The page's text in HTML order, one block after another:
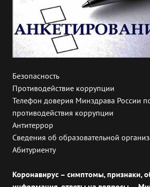
Безопасность
Противодействие коррупции
Телефон доверия Минздрава России
противодействия коррупции
Антитеррор
Сведения об образовательной
Абитуриенту
Коронавирус – симптомы, признаки,